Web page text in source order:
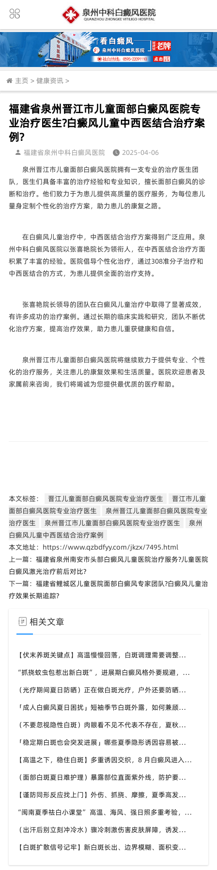
主页 > 健康资讯 >
福建省泉州晋江市儿童面部白癜风医院专
业治疗医生?白癜风儿童中西医结合治疗案
例?
福建省泉州中科白癜风医院
2025-04-06
泉州晋江市儿童面部白癜风医院拥有一支专业的治疗医生团
队，医生们具备丰富的治疗经验和专业知识，擅长面部白癜风的诊
断和治疗。他们致力于为患儿提供高质量的医疗服务，为每位患儿
量身定制个性化的治疗方案，助力患儿的康复之路。
在白癜风儿童治疗中，中西医结合治疗方案得到广泛应用。泉
州中科白癜风医院以张喜艳院长为领衔人，在中西医结合治疗方面
积累了丰富的经验。医院倡导个性化治疗，通过308准分子治疗和
中西医结合的方式，为患儿提供全面的治疗支持。
张喜艳院长领导的团队在白癜风儿童治疗中取得了显著成效，
有许多成功的治疗案例。通过长期的临床实践和研究，团队不断优
化治疗方案，提高治疗效果，助力患儿重获健康和自信。
泉州晋江市儿童面部白癜风医院将继续致力于提供专业、个性
化的治疗服务，关注患儿的康复效果和生活质量。医院欢迎患者及
家属前来咨询，我们将竭诚为您提供最优质的医疗帮助。
本文标签： 晋江儿童面部白癜风医院专业治疗医生
晋江市儿童
面部白癜风医院专业治疗医生
泉州晋江儿童面部白癜风医院专业
治疗医生
泉州晋江市儿童面部白癜风医院专业治疗医生
泉州
白癜风儿童中西医结合治疗案例
本文地址：https://www.qzbdfyy.com/jkzx/7495.html
上一篇： 福建省泉州南安市头部白癜风儿童医院治疗服务?儿童医院
白癜风激光治疗前后对比?
下一篇： 福建省鲤城区儿童医院面部白癜风专家团队?白癜风儿童治
疗效果长期追踪?
相关文章
【伏末养斑关键点】高温慢慢回落，白斑调理需要调整方案吗？福建泉州中科白癜风医院解析时节转换白斑对策
“抓挠蚊虫包惹出新白斑”，进展期白癜风格外要规避，福建泉州中科白癜风医院提醒减少皮肤破损的发生
（光疗期间夏日防晒）正在做白斑光疗，户外还要防晒吗？福建泉州中科白癜风医院解答白癜风光疗期间防护疑问
「成人白癜风夏日困扰」短袖季节白斑外露，如何兼顾社交与白斑护理，福建泉州中科白癜风医院给本地患者参考
（不要忽视隐性白斑）肉眼看不见不代表不存在，夏秋时节，福建泉州中科白癜风医院建议定期做白斑专项筛查
「稳定期白斑也会突发进展」哪些夏季隐形诱因容易被忽视？福建泉州中科白癜风医院梳理白斑波动多重因素
【高温之下，稳住白斑】多重诱因交织，8 月白癜风进入波动期，福建泉州中科白癜风医院帮助患者做好全方面白斑防护
（面部白斑夏日难护理）暴露部位直面紫外线，防护要精细化，福建泉州中科白癜风医院分享面部白癜风夏日养护技巧
【谨防同形反应找上门】外伤、抓挠、摩擦，夏季高发白斑诱因，福建泉州中科白癜风医院教白癜风患者规避皮肤损伤
“闽南夏季祛白小课堂” 高温、海风、强日照多重考验，福建泉州中科白癜风医院面向本地白斑人群输出实用科普内容
（出汗后别立刻冲冷水）骤冷刺激伤害皮肤屏障，诱发白斑波动，福建泉州中科白癜风医院讲解白癜风患者洗澡注意事项
【白斑扩散信号记牢】新白斑长出、边界模糊、面积变大，盛夏出现尽快重视，福建泉州中科白癜风医院提供专业诊疗参考